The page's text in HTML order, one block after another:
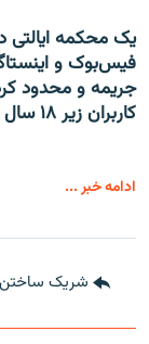
یک محکمه ایالتی
جریمه و محدود
کاربران زیر ۱۸ سال محکوم کرد.
ادامه خبر ...
شریک ساختن